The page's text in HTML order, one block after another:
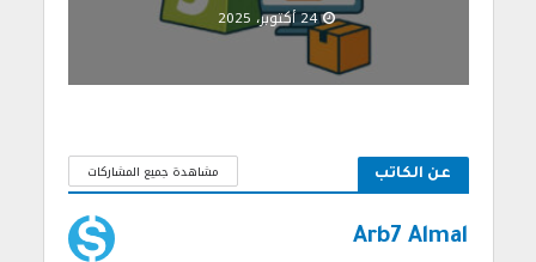
24 أكتوبر، 2025
عن الكاتب مشاهدة جميع المشاركات
Arb7 Almal